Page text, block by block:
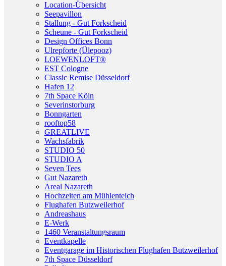
Location-Übersicht
Seepavillon
Stallung - Gut Forkscheid
Scheune - Gut Forkscheid
Design Offices Bonn
Ulrepforte (Ülepooz)
LOEWENLOFT®
EST Cologne
Classic Remise Düsseldorf
Hafen 12
7th Space Köln
Severinstorburg
Bonngarten
rooftop58
GREATLIVE
Wachsfabrik
STUDIO 50
STUDIO A
Seven Tees
Gut Nazareth
Areal Nazareth
Hochzeiten am Mühlenteich
Flughafen Butzweilerhof
Andreashaus
E-Werk
1460 Veranstaltungsraum
Eventkapelle
Eventgarage im Historischen Flughafen Butzweilerhof
7th Space Düsseldorf